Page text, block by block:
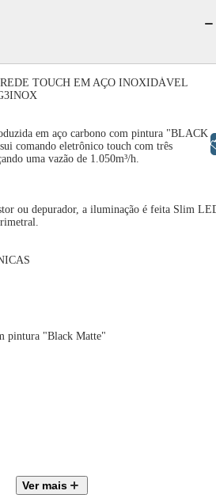
TOUCH EM AÇO INOXIDÁVEL
em aço carbono com pintura "BLACK
comando eletrônico touch com três
uma vazão de 1.050m³/h.
ou depurador, a iluminação é feita Slim
pintura "Black Matte"
Ver mais
Libras